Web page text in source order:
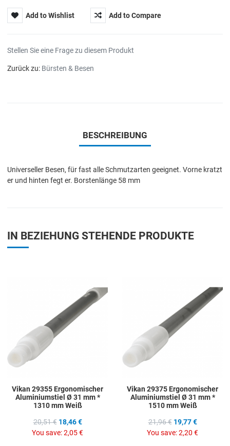
Add to Wishlist Add to Compare
Stellen Sie eine Frage zu diesem Produkt
Zurück zu: Bürsten & Besen
BESCHREIBUNG
Universeller Besen, für fast alle Schmutzarten geeignet. Vorne kratzt
er und hinten fegt er. Borstenlänge 58 mm
IN BEZIEHUNG STEHENDE PRODUKTE
Quick View
Vikan 29355 Ergonomischer
Aluminiumstiel Ø 31 mm *
1310 mm Weiß
20,51 € 18,46 €
You save:2,05 €
Vikan 29375 Ergonomischer
Aluminiumstiel Ø 31 mm *
1510 mm Weiß
21,96 € 19,77 €
You save:2,20 €